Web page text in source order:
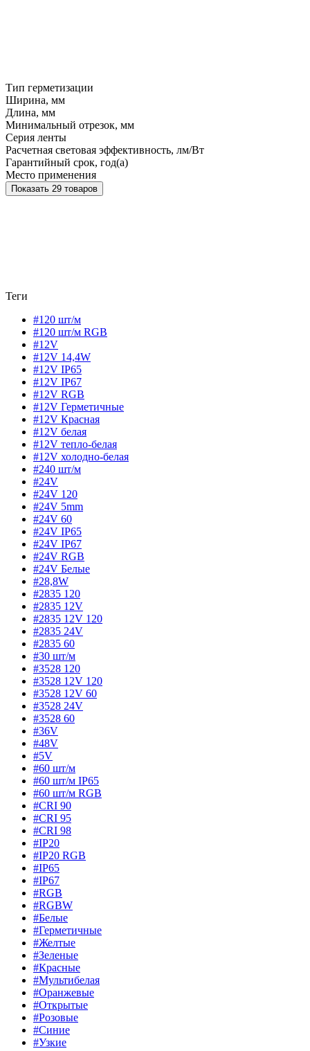
Тип герметизации
Ширина, мм
Длина, мм
Минимальный отрезок, мм
Серия ленты
Расчетная световая эффективность, лм/Вт
Гарантийный срок, год(а)
Место применения
Показать 29 товаров
Теги
#120 шт/м
#120 шт/м RGB
#12V
#12V 14,4W
#12V IP65
#12V IP67
#12V RGB
#12V Герметичные
#12V Красная
#12V белая
#12V тепло-белая
#12V холодно-белая
#240 шт/м
#24V
#24V 120
#24V 5mm
#24V 60
#24V IP65
#24V IP67
#24V RGB
#24V Белые
#28,8W
#2835 120
#2835 12V
#2835 12V 120
#2835 24V
#2835 60
#30 шт/м
#3528 120
#3528 12V 120
#3528 12V 60
#3528 24V
#3528 60
#36V
#48V
#5V
#60 шт/м
#60 шт/м IP65
#60 шт/м RGB
#CRI 90
#CRI 95
#CRI 98
#IP20
#IP20 RGB
#IP65
#IP67
#RGB
#RGBW
#Белые
#Герметичные
#Желтые
#Зеленые
#Красные
#Мультибелая
#Оранжевые
#Открытые
#Розовые
#Синие
#Узкие